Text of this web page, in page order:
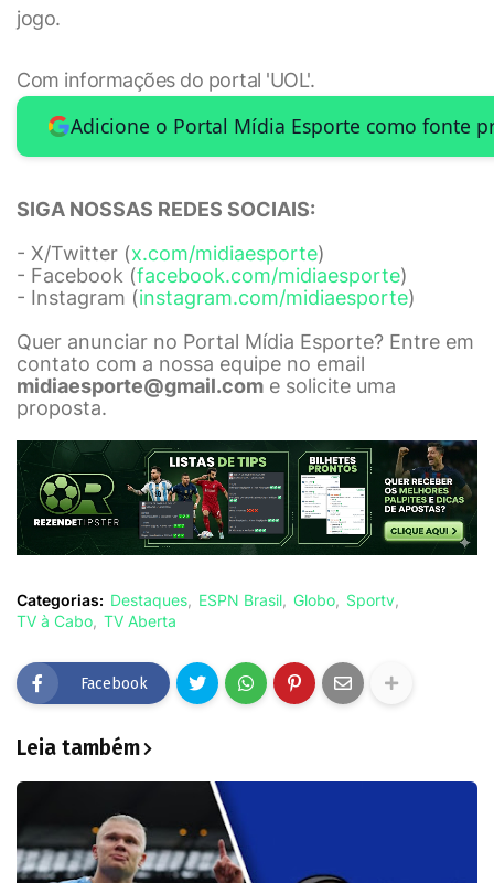
jogo.
Com informações do portal 'UOL'.
Adicione o Portal Mídia Esporte como fonte
SIGA NOSSAS REDES SOCIAIS:
- X/Twitter (x.com/midiaesporte)
- Facebook (facebook.com/midiaesporte)
- Instagram (instagram.com/midiaesporte)
Quer anunciar no Portal Mídia Esporte? Entre em
contato com a nossa equipe no email
midiaesporte@gmail.com e solicite uma
proposta.
Categorias: Destaques ESPN Brasil Globo
Sportv
TV à Cabo TV Aberta
Facebook
Leia também